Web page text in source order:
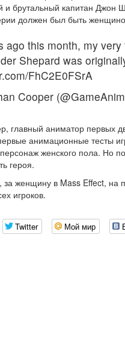
и брутальный капитан Джон
должен был быть
ago this month, my
Shepard was
FhC2E0FSrA
Cooper
главный аниматор первых
анимационные тесты
женского пола. Но
героя.
за женщину в Mass Effect, на
игроков.
Twitter Мой мир